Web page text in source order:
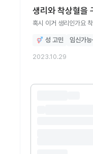
생리와 착상혈을
혹시 이거 생리인가요
성 고민 임신가
2023.10.29